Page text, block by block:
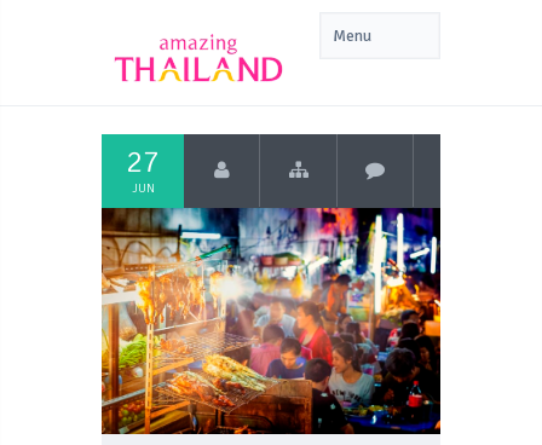
27
JUN